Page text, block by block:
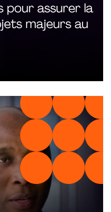
pour assurer la
majeurs au